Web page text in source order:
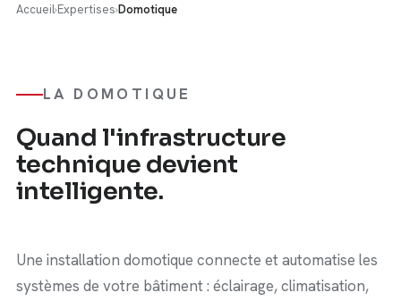
Accueil›Expertises›Domotique
LA DOMOTIQUE
Quand l'infrastructure
technique devient
intelligente.
Une installation domotique connecte et automatise les
systèmes de votre bâtiment : éclairage, climatisation,